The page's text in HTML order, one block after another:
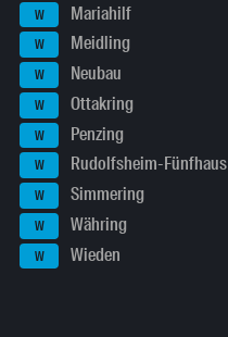
W Mariahilf
W Meidling
W Neubau
W Ottakring
W Penzing
W Rudolfsheim-Fünfhaus
W Simmering
W Währing
W Wieden